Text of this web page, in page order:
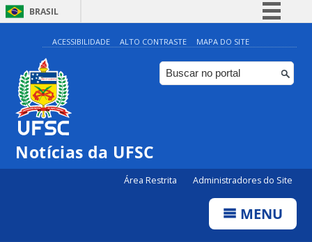
BRASIL
Simplifique!
Comunica BR
Participe
ACESSIBILIDADE ALTO CONTRASTE MAPA DO SITE
Notícias da UFSC
Área Restrita Administradores do Site
MENU